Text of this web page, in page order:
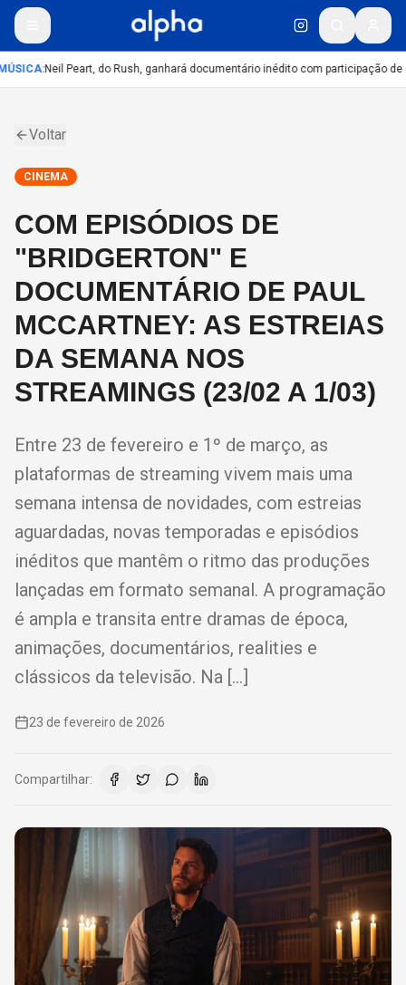
:Neil Peart, do Rush, ganhará documentário inédito com participação de
Voltar
CINEMA
COM EPISÓDIOS DE
"BRIDGERTON" E
DOCUMENTÁRIO DE PAUL
MCCARTNEY: AS ESTREIAS
DA SEMANA NOS
STREAMINGS (23/02 A 1/03)
Entre 23 de fevereiro e 1º de março, as
plataformas de streaming vivem mais uma
semana intensa de novidades, com estreias
aguardadas, novas temporadas e episódios
inéditos que mantêm o ritmo das produções
lançadas em formato semanal. A programação
é ampla e transita entre dramas de época,
animações, documentários, realities e
clássicos da televisão. Na […]
23 de fevereiro de 2026
Compartilhar: